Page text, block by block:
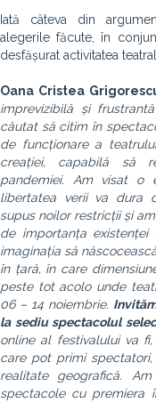
Iată câteva din
alegerile făcute, în
desfășurat activitatea
Oana Cristea
imprevizibilă și
căutat să citim în
de funcționare a
creației, capabilă să
pandemiei. Am visat
libertatea verii va dura
supus noilor restricții și
de importanța
imaginația să
în țară, în care
peste tot acolo unde
06 – 14 noiembrie.
la sediu spectacolul
online al festivalului va
care pot primi
realitate geografică.
spectacole cu premiera